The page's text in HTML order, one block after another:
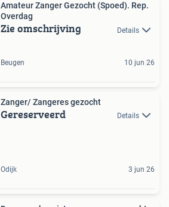
Amateur Zanger Gezocht (Spoed). Rep.
Overdag
Zie omschrijving Details
Beugen 10 jun 26
Zanger/ Zangeres gezocht
Gereserveerd Details
Odijk 3 jun 26